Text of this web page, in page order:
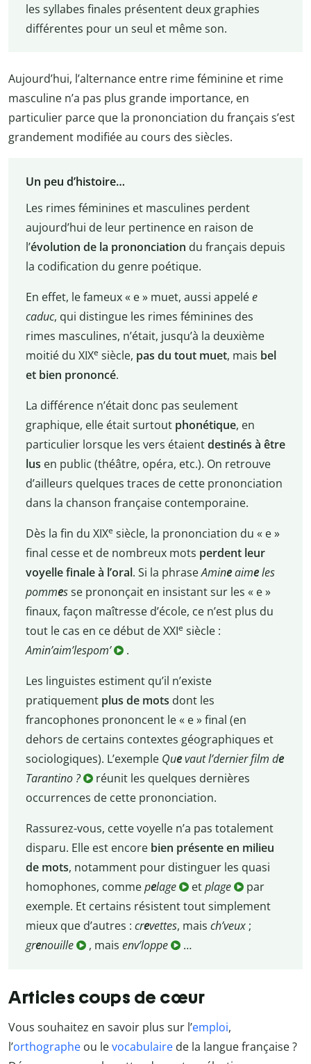
les syllabes finales présentent deux graphies
différentes pour un seul et même son.
Aujourd’hui, l’alternance entre rime féminine et rime
masculine n’a pas plus grande importance, en
particulier parce que la prononciation du français s’est
grandement modifiée au cours des siècles.
Un peu d’histoire…
Les rimes féminines et masculines perdent
aujourd’hui de leur pertinence en raison de
l’évolution de la prononciation du français depuis
la codification du genre poétique.
En effet, le fameux « e » muet, aussi appelée
caduc, qui distingue les rimes féminines des
rimes masculines, n’était, jusqu’à la deuxième
moitié du XIXe siècle, pas du tout muet, mais bel
et bien prononcé.
La différence n’était donc pas seulement
graphique, elle était surtout phonétique, en
particulier lorsque les vers étaientdestinés à être
lus en public (théâtre, opéra, etc.). On retrouve
d’ailleurs quelques traces de cette prononciation
dans la chanson française contemporaine.
Dès la fin du XIXe siècle, la prononciation du « e »
final cesse et de nombreux mots perdent leur
voyelle finale à l’oral. Si la phraseAmineaimeles
pommesse prononçait en insistant sur les « e »
finaux, façon maîtresse d’école, ce n’est plus du
tout le cas en ce début de XXIe siècle :
Amin’aim’lespom’
.
Les linguistes estiment qu’il n’existe
pratiquement plus de mots dont les
francophones prononcent le « e » final (en
dehors de certains contextes géographiques et
sociologiques). L’exemple Quevaut l’dernier film de
Tarantino ?
réunit les quelques dernières
occurrences de cette prononciation.
Rassurez-vous, cette voyelle n’a pas totalement
disparu. Elle est encore bien présente en milieu
de mots, notamment pour distinguer les quasi
homophones, commepelage etplage
par
exemple. Et certains résistent tout simplement
mieux que d’autres : crevettes, mais ch’veux;
grenouille , mais env’loppe …
Articles coups de cœur
Vous souhaitez en savoir plus sur l’emploi,
l’orthographe ou levocabulaire de la langue française ?